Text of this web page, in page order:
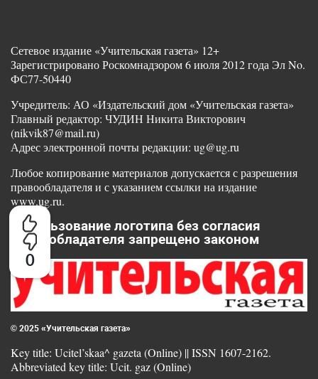
0
Сетевое издание «Учительская газета» 12+
Зарегистрировано Роскомнадзором 6 июля 2012 года Эл No.
ФС77-50440
Учредитель: АО «Издательский дом «Учительская газета»
Главный редактор: ЧУДИН Никита Викторович
(nikvik87@mail.ru)
Адрес электронной почты редакции: ug@ug.ru
Любое копирование материалов допускается с разрешения
правообладателя и с указанием ссылки на издание
www.ug.ru.
Использование логотипа без согласия
правообладателя запрещено законом
© 2025 «Учительская газета»
Key title: Ucitel’skaa^ gazeta (Online) || ISSN 1607-2162.
Abbreviated key title: Ucit. gaz (Online)